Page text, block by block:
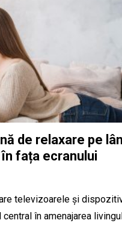
de relaxare pe
fața ecranului
televizoarele și
în amenajarea